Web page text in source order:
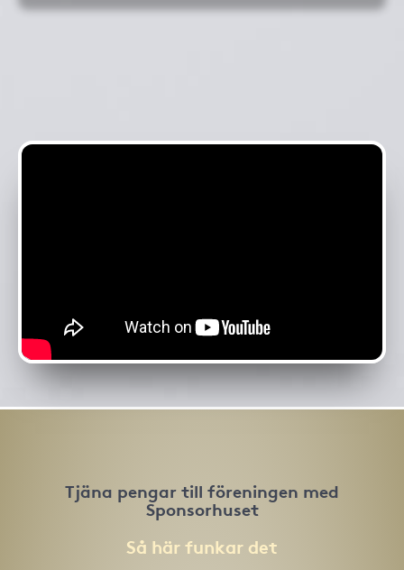
Tjäna pengar till föreningen med
Sponsorhuset
Så här funkar det